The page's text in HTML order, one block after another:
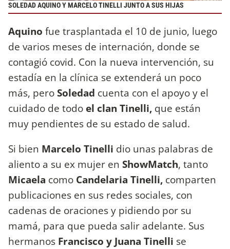
SOLEDAD AQUINO Y MARCELO TINELLI JUNTO A SUS HIJAS
Aquino fue trasplantada el 10 de junio, luego
de varios meses de internación, donde se
contagió covid. Con la nueva intervención, su
estadía en la clínica se extenderá un poco
más, peroSoledad cuenta con el apoyo y el
cuidado de todo el clan Tinelli, que están
muy pendientes de su estado de salud.
Si bien Marcelo Tinelli dio unas palabras de
aliento a su ex mujer en ShowMatch, tanto
Micaela como Candelaria Tinelli, comparten
publicaciones en sus redes sociales, con
cadenas de oraciones y pidiendo por su
mamá, para que pueda salir adelante. Sus
hermanos Francisco y Juana Tinelli se